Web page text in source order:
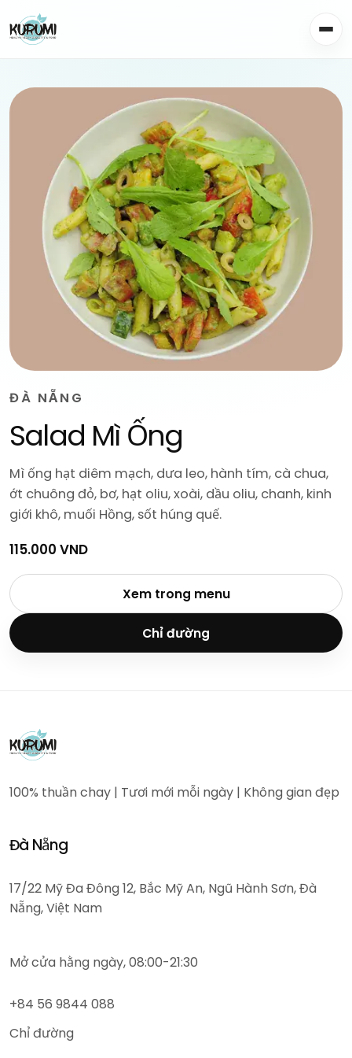
ĐÀ NẴNG
Salad Mì Ống
Mì ống hạt diêm mạch, dưa leo, hành tím, cà chua,
ớt chuông đỏ, bơ, hạt oliu, xoài, dầu oliu, chanh, kinh
giới khô, muối Hồng, sốt húng quế.
115.000 VND
Xem trong menu
Chỉ đường
100% thuần chay | Tươi mới mỗi ngày | Không gian đẹp
Đà Nẵng
17/22 Mỹ Đa Đông 12, Bắc Mỹ An, Ngũ Hành Sơn, Đà
Nẵng, Việt Nam
Mở cửa hằng ngày, 08:00-21:30
+84 56 9844 088
Chỉ đường